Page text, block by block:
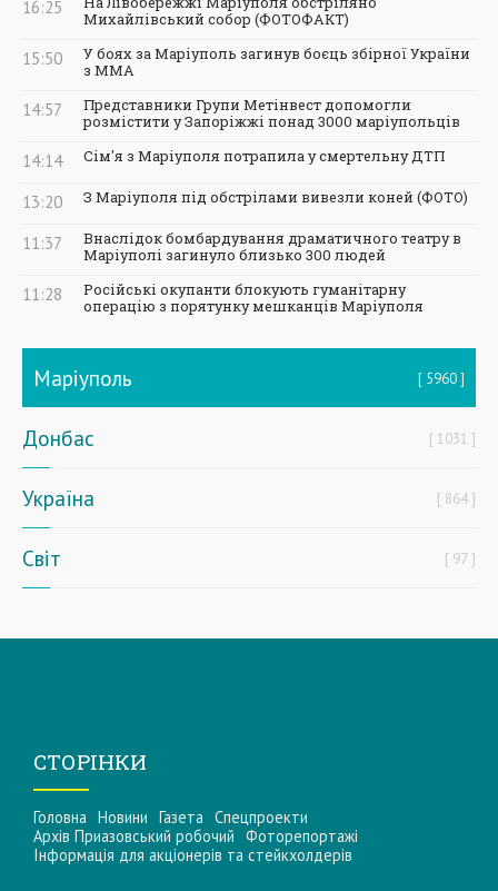
16:25
Михайлівський собор (ФОТОФАКТ)
15:50
У боях за Маріуполь загинув боєць збірної України
з ММА
14:57
Представники Групи Метінвест допомогли
розмістити у Запоріжжі понад 3000 маріупольців
14:14 Сім'я з Маріуполя потрапила у смертельну ДТП
13:20 З Маріуполя під обстрілами вивезли коней (ФОТО)
11:37
Внаслідок бомбардування драматичного театру в
Маріуполі загинуло близько 300 людей
11:28
Російські окупанти блокують гуманітарну
операцію з порятунку мешканців Маріуполя
Маріуполь 5960
Донбас 1031
Україна 864
Світ 97
СТОРІНКИ
Головна Новини Газета Спецпроекти
Архів Приазовський робочий Фоторепортажі
Інформацiя для акцiонерiв та стейкхолдерiв